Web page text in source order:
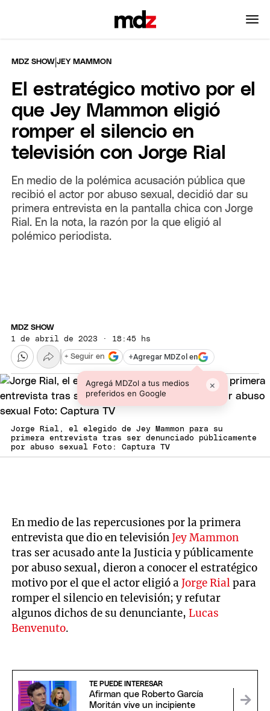
MDZ SHOW |JEY MAMMON
El estratégico motivo por el
que Jey Mammon eligió
romper el silencio en
televisión con Jorge Rial
En medio de la polémica acusación pública que
recibió el actor por abuso sexual, decidió dar su
primera entrevista en la pantalla chica con Jorge
Rial. En la nota, la razón por la que eligió al
polémico periodista.
MDZ SHOW
1 de abril de 2023 · 18:45 hs
+Agregar MDZol en
Agregá MDZol a tus medios
preferidos en Google
×
+ Seguir en
Jorge Rial, el elegido de Jey Mammon para su
primera entrevista tras ser denunciado públicamente
por abuso sexual Foto: Captura TV
En medio de las repercusiones por la primera
entrevista que dio en televisiónJey Mammon
tras ser acusado ante la Justicia y públicamente
por abuso sexual, dieron a conocer el estratégico
motivo por el que el actor eligió aJorge Rialpara
romper el silencio en televisión; y refutar
algunos dichos de su denunciante,Lucas
Benvenuto.
TE PUEDE INTERESAR
Afirman que Roberto García
Moritán vive un incipiente